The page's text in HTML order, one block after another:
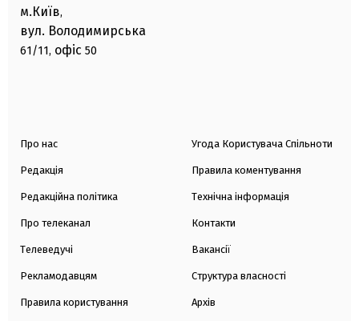
м.Київ,
вул. Володимирська
61/11, офіс 50
Про нас
Редакція
Редакційна політика
Про телеканал
Телеведучі
Рекламодавцям
Правила користування
Угода Користувача Спільноти
Правила коментування
Технічна інформація
Контакти
Вакансії
Структура власності
Архів